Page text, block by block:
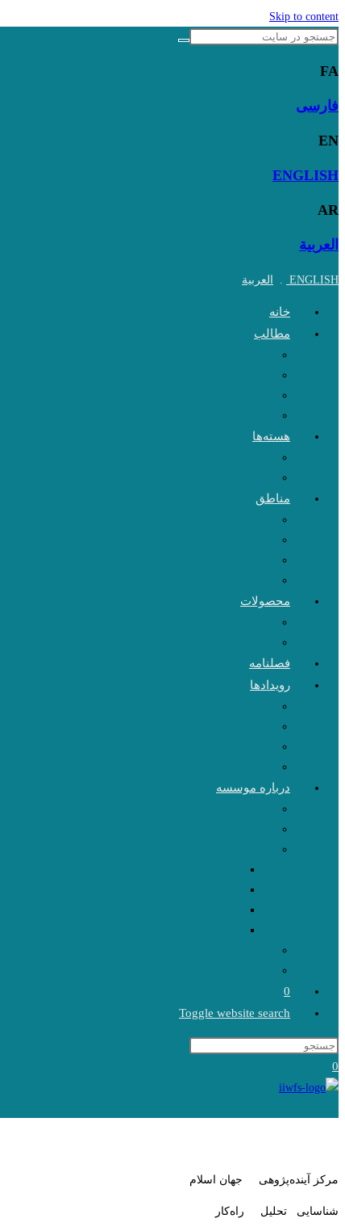
Skip to content
FA
فارسی
EN
ENGLISH
AR
العربية
ENGLISH
. العربية
خانه
مطالب
هسته‌ها
مناطق
محصولات
فصلنامه
رویدادها
درباره موسسه
0
Toggle website search
0
مرکز آینده‌پژوهی جهان اسلام
شناسایی تحلیل راه‌کار